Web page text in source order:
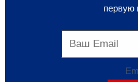
первую